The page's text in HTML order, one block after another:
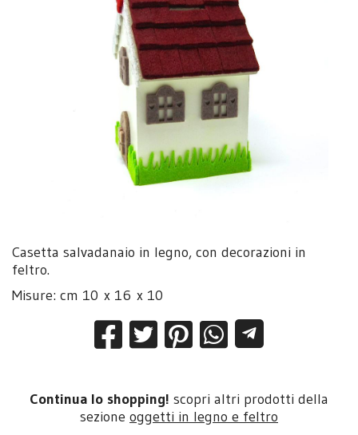
Casetta salvadanaio in legno, con decorazioni in
feltro.
Misure: cm 10 x 16 x 10
Continua lo shopping! scopri altri prodotti della
sezione oggetti in legno e feltro